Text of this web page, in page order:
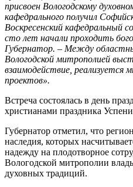
присвоен Вологодскому
кафедрального получил
Воскресенский кафедральный
сто лет начали проходить
Губернатор. – Между
Вологодской митрополией
взаимодействие,
проектов».
Встреча состоялась в день
христианами праздника
Губернатор отметил, что
наследия, которых
надежду на плодотворное
Вологодской митрополии
духовных традиций.